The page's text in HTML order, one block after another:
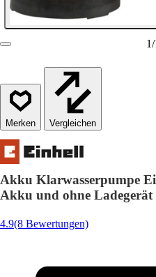
1/
Vergleichen
Akku Klarwasserpumpe
Akku und ohne Ladegerät
4.9(8 Bewertungen)